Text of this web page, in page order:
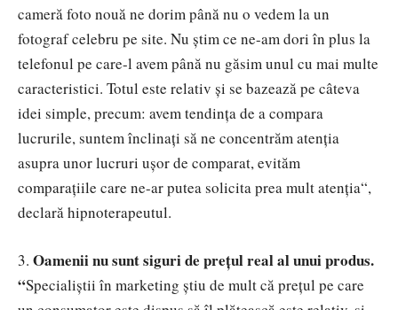
cameră foto nouă ne dorim până nu o vedem la un
fotograf celebru pe site. Nu știm ce ne-am dori în plus la
telefonul pe care-l avem până nu găsim unul cu mai multe
caracteristici. Totul este relativ și se bazează pe câteva
idei simple, precum: avem tendința de a compara
lucrurile, suntem înclinați să ne concentrăm atenția
asupra unor lucruri ușor de comparat, evităm
comparațiile care ne-ar putea solicitaprea mult atenția“,
declară hipnoterapeutul.
3. Oamenii nu sunt siguri de prețul real al unui produs.
“Specialiștii în marketing știu de mult că prețul pe care